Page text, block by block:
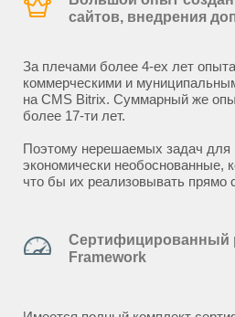
сайтов, внедрения
За плечами более 4-ех лет
коммерческими и
на CMS Bitrix. Суммарный же
более 17-ти лет.
Поэтому нерешаемых задач для
экономически необоснованные,
что бы их реализовывать прямо
Сертифицированный
Framework